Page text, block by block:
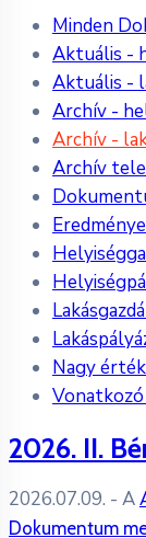
Minden
Aktuális -
Aktuális -
Archív -
Archív -
Archív
Nagy
2026. II.
2026.07.09. - A
Dokumentum